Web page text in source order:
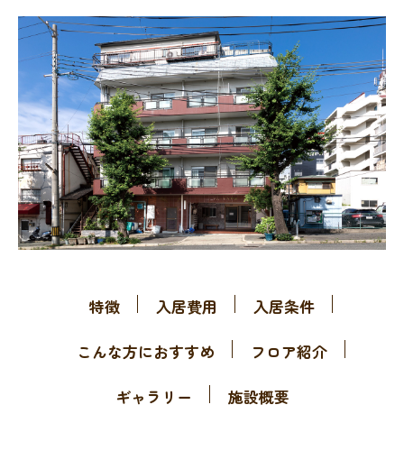
特徴 入居費用
入居条件
こんな方におすすめ
フロア紹介
ギャラリー
施設概要